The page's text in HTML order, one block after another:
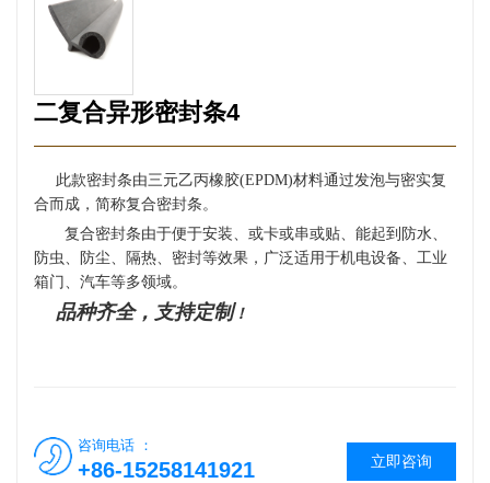
二复合异形密封条4
此款密封条由三元乙丙橡胶(EPDM)材料通过发泡与密实复
合而成， 简称复合密封条。
复合密封条由于便于安装、 或卡或串或贴 、能起到防水、
防虫、防尘、隔热、密封等效果，广泛适用于机电设备、 工业
箱门 、汽车等多领域。
品种齐全，支持定制！
立即咨询
咨询电话 ：
+86-15258141921